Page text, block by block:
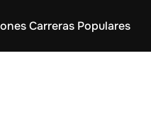
Carreras Populares